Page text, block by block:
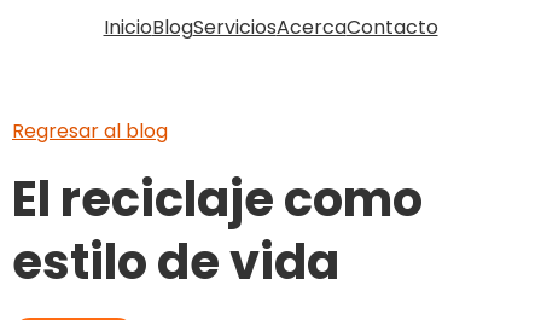
InicioBlogServiciosAcercaContacto
Regresar al blog
El reciclaje como
estilo de vida